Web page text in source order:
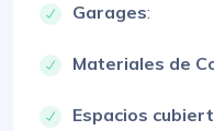
Garages:
Materiales de
Espacios